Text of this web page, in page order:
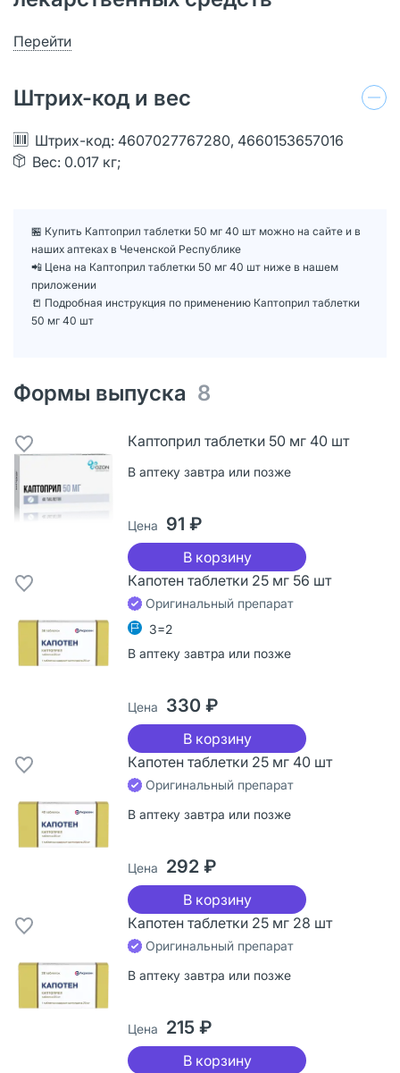
Перейти
Штрих-код и вес
Штрих-код: 4607027767280, 4660153657016
Вес: 0.017 кг;
🏪 Купить Каптоприл таблетки 50 мг 40 шт можно на сайте и в
наших аптеках в Чеченской Республике
📲 Цена на Каптоприл таблетки 50 мг 40 шт ниже в нашем
приложении
📒 Подробная инструкция по применению Каптоприл таблетки
50 мг 40 шт
Формы выпуска 8
Каптоприл таблетки 50 мг 40 шт
В аптеку завтра или позже
Цена 91 ₽
В корзину
Капотен таблетки 25 мг 56 шт
Оригинальный препарат
3=2
В аптеку завтра или позже
Цена 330 ₽
В корзину
Капотен таблетки 25 мг 40 шт
Оригинальный препарат
В аптеку завтра или позже
Цена 292 ₽
В корзину
Капотен таблетки 25 мг 28 шт
Оригинальный препарат
В аптеку завтра или позже
Цена 215 ₽
В корзину